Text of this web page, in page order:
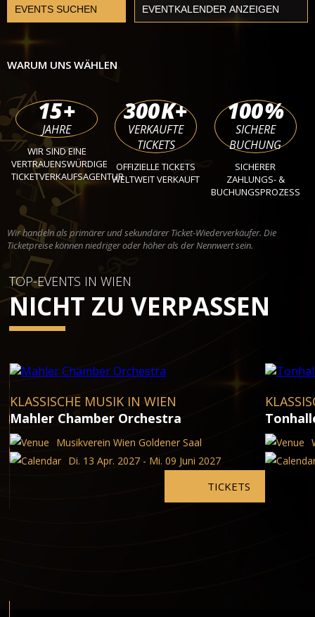
WARUM UNS WÄHLEN
15+
JAHRE
WIR SIND EINE
VERTRAUENSWÜRDIGE
TICKETVERKAUFSAGENTUR
300K+
VERKAUFTE
TICKETS
OFFIZIELLE TICKETS
WELTWEIT VERKAUFT
100%
SICHERE
BUCHUNG
SICHERER
ZAHLUNGS- &
BUCHUNGSPROZESS
Wir handeln als primärer und sekundärer Ticket-Wiederverkäufer. Die
Ticketpreise können niedriger oder höher als der Nennwert sein.
TOP-EVENTS IN WIEN
NICHT ZU VERPASSEN
KLASSISCHE MUSIK IN WIEN
Mahler Chamber Orchestra
Musikverein Wien Goldener Saal
Di. 13 Apr. 2027 - Mi. 09 Juni 2027
TICKETS